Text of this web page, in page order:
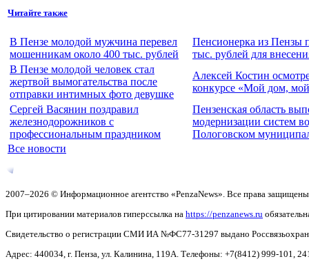
Читайте также
В Пензе молодой мужчина перевел
мошенникам около 400 тыс. рублей
Пенсионерка из Пензы
тыс. рублей для
В Пензе молодой человек стал
жертвой вымогательства после
отправки интимных фото девушке
Алексей Костин
конкурсе «Мой дом,
Сергей Васянин поздравил
железнодорожников с
профессиональным праздником
Пензенская область
модернизации систем
Пологовском
Все новости
2007–2026 © Информационное агентство «PenzaNews». Все права
При цитировании материалов гиперссылка на https://penzanews.ru
Свидетельство о регистрации СМИ ИА №ФС77-31297 выдано
Адрес: 440034, г. Пенза, ул. Калинина, 119А. Телефоны: +7(8412) 999-101,